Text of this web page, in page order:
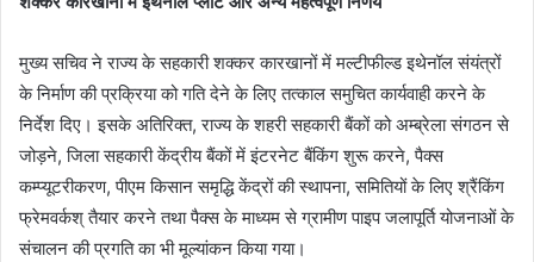
मुख्य सचिव ने राज्य के सहकारी शक्कर कारखानों में मल्टीफील्ड इथेनॉल संयंत्रों
के निर्माण की प्रक्रिया को गति देने के लिए तत्काल समुचित कार्यवाही करने के
निर्देश दिए। इसके अतिरिक्त, राज्य के शहरी सहकारी बैंकों को अम्ब्रेला संगठन से
जोड़ने, जिला सहकारी केंद्रीय बैंकों में इंटरनेट बैंकिंग शुरू करने, पैक्स
कम्प्यूटरीकरण, पीएम किसान समृद्धि केंद्रों की स्थापना, समितियों के लिए श्रैंकिंग
फ्रेमवर्कश् तैयार करने तथा पैक्स के माध्यम से ग्रामीण पाइप जलापूर्ति योजनाओं के
संचालन की प्रगति का भी मूल्यांकन किया गया।